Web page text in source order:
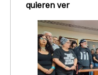
quieren ver